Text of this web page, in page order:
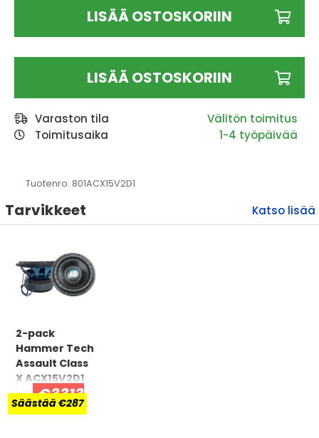
LISÄÄ OSTOSKORIIN
LISÄÄ OSTOSKORIIN
Varaston tila
Toimitusaika
1-4 työpäivää
Tuotenro: 801ACX15V2D1
Tarvikkeet
2-pack
Hammer Tech
Assault Class
X ACX15V2D1
€3313
Säästää €287